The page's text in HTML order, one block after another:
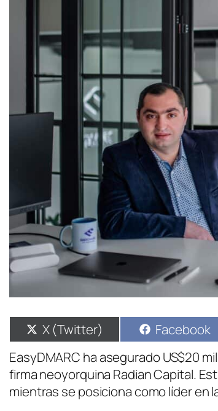
X (Twitter) Facebook
EasyDMARC ha asegurado US$20
firma neoyorquina Radian Capital.
mientras se posiciona como líder en